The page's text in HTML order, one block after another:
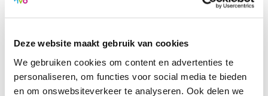
Deze website maakt gebruik van cookies
We gebruiken cookies om content en advertenties te
personaliseren, om functies voor social media te bieden
en om onswebsiteverkeer te analyseren. Ook delen we
jongeren
• Effectieve interventies en begeleidingsmethoden
• Communicatie met jongeren en hun families
• Het creëren van een veilige en ondersteunende